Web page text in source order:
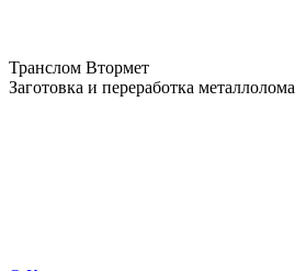
Транслом Втормет
Заготовка и переработка металлолома